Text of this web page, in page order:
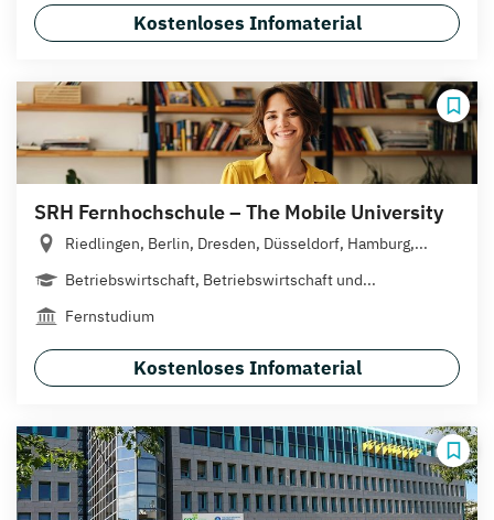
Kostenloses Infomaterial
SRH Fernhochschule – The Mobile University
Riedlingen, Berlin, Dresden, Düsseldorf, Hamburg,...
Betriebswirtschaft, Betriebswirtschaft und...
Fernstudium
Kostenloses Infomaterial